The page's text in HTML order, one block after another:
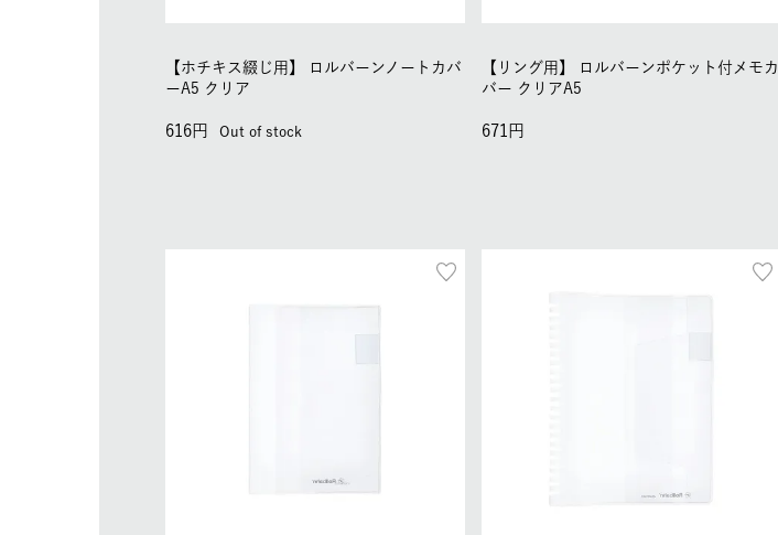
【ホチキス綴じ用】
ロルバーンノートカバ
ーA5 クリア
616 Out of stock
【リング用】
ロルバーンポケット付メモカ
バー クリアA5
671